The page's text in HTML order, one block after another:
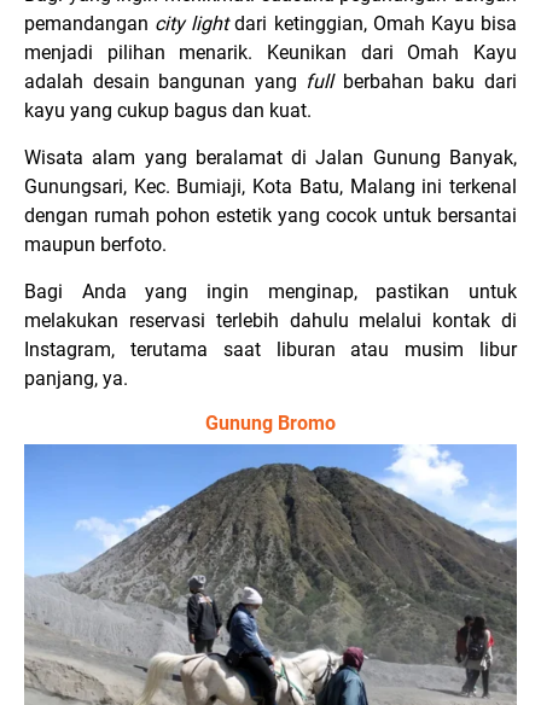
pemandangan city lightdari ketinggian, Omah Kayu bisa
menjadi pilihan menarik. Keunikan dari Omah Kayu
adalah desain bangunan yang fullberbahan baku dari
kayu yang cukup bagus dan kuat.
Wisata alam yang beralamat di Jalan Gunung Banyak,
Gunungsari, Kec. Bumiaji, Kota Batu, Malang ini terkenal
dengan rumah pohon estetik yang cocok untuk bersantai
maupun berfoto.
Bagi Anda yang ingin menginap, pastikan untuk
melakukan reservasi terlebih dahulu melalui kontak di
Instagram, terutama saat liburan atau musim libur
panjang, ya.
Gunung Bromo